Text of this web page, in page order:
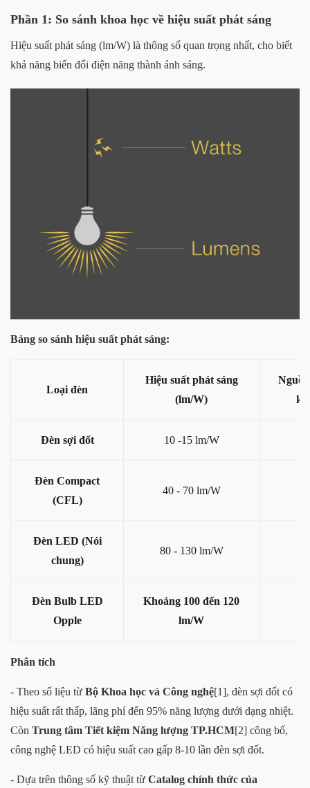
Phần 1: So sánh khoa học về hiệu suất phát sáng
Hiệu suất phát sáng (lm/W) là thông số quan trọng nhất, cho biết
khả năng biến đổi điện năng thành ánh sáng.
Bảng so sánh hiệu suất phát sáng:
Loại đèn
Hiệu suất phát sáng
(lm/W)
Đèn sợi đốt 10 -15 lm/W
Đèn Compact
(CFL)
40 - 70 lm/W
Đèn LED (Nói
chung)
80 - 130 lm/W
Đèn Bulb LED
Opple
Khoảng 100 đến 120
lm/W
Phân tích
- Theo số liệu từ Bộ Khoa học và Công nghệ[1], đèn sợi đốt có
hiệu suất rất thấp, lãng phí đến 95% năng lượng dưới dạng nhiệt.
Còn Trung tâm Tiết kiệm Năng lượng TP.HCM[2] công bố,
công nghệ LED có hiệu suất cao gấp 8-10 lần đèn sợi đốt.
- Dựa trên thông số kỹ thuật từ Catalog chính thức của